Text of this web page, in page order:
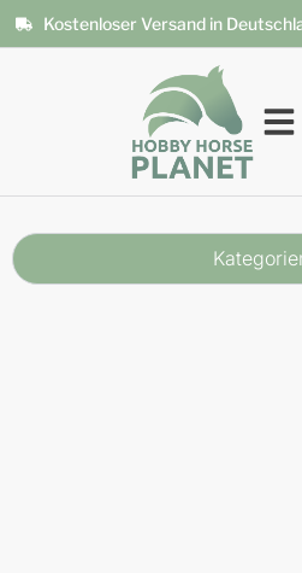
Kostenloser Versand in